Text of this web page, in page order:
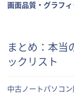
画面品質・グラフ
まとめ：本当
ックリスト
中古ノートパソコ